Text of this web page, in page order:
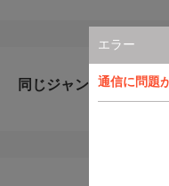
エラー
通信に問題
同じジャンルのおすす